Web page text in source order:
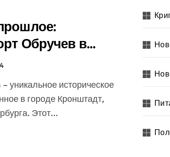
Обручев в
в городе Кронштадт,
Этот...